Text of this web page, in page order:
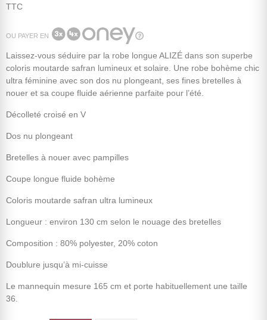
TTC
OU PAYER EN
Laissez-vous séduire par la robe longue ALIZÉ dans son superbe
coloris moutarde safran lumineux et solaire. Une robe bohème chic
ultra féminine avec son dos nu plongeant, ses fines bretelles à
nouer et sa coupe fluide aérienne parfaite pour l’été.
Décolleté croisé en V
Dos nu plongeant
Bretelles à nouer avec pampilles
Coupe longue fluide bohème
Coloris moutarde safran ultra lumineux
Longueur : environ 130 cm selon le nouage des bretelles
Composition : 80% polyester, 20% coton
Doublure jusqu’à mi-cuisse
Le mannequin mesure 165 cm et porte habituellement une taille
36.